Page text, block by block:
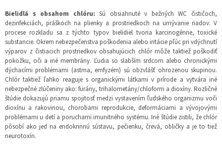
Bielidlá s obsahom chlóru: Sú obsiahnuté v bežných WC čističoch,
dezinfekciách, práškoch na plienky a prostriedkoch na umývanie riadov. V
procese rozkladu sa z týchto typov bielidiel tvoria karcinogénne, toxické
substancie. Okrem nebezpečenstva poškodenia alebo iritácie pľúc pri vdýchnutí
výparov z čistiacich prostriedkov obsahujúcich chlór môže taktiež poškodiť
pokožku, oči a iné membrány. Ľudia so slabším srdcom alebo chronickými
dýchacími problémami (astma, emfyzém) sú obzvlášť ohrozenou skupinou.
Chlór taktiež ľahko reaguje s organickými látkami v prírode a vytvára iné
nebezpečné zlúčeniny ako: furány, trihalometány/chloform a dioxíny. Rozličné
štúdie dokazujú priamu spojitosť medzi vystavením ľudského organizmu voči
dioxínu a rakovinou, chorobami reprodukcie, deformáciami a vývojovými
problémami u detí a poruchami imunitného systému. Iné štúdie zistili, že chlór
pôsobí ako jed na endokrinnú sústavu, pečienku, črevá, obličky a je to tiež
neurotoxín.